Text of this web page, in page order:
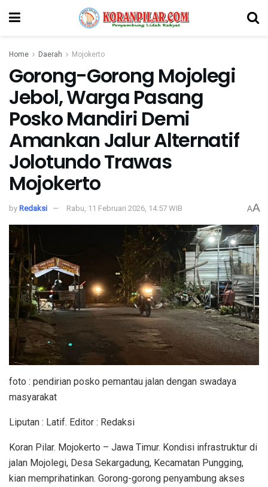
Home Daerah Mojokerto
Gorong-Gorong Mojolegi
Jebol, Warga Pasang
Posko Mandiri Demi
Amankan Jalur Alternatif
Jolotundo Trawas
Mojokerto
by Redaksi Rabu, 11 Februari 2026, 14:57 WIB AA
foto : pendirian posko pemantau jalan dengan swadaya
masyarakat
Liputan : Latif. Editor : Redaksi
Koran Pilar. Mojokerto – Jawa Timur. Kondisi infrastruktur di
jalan Mojolegi, Desa Sekargadung, Kecamatan Pungging,
kian memprihatinkan. Gorong-gorong penyambung akses